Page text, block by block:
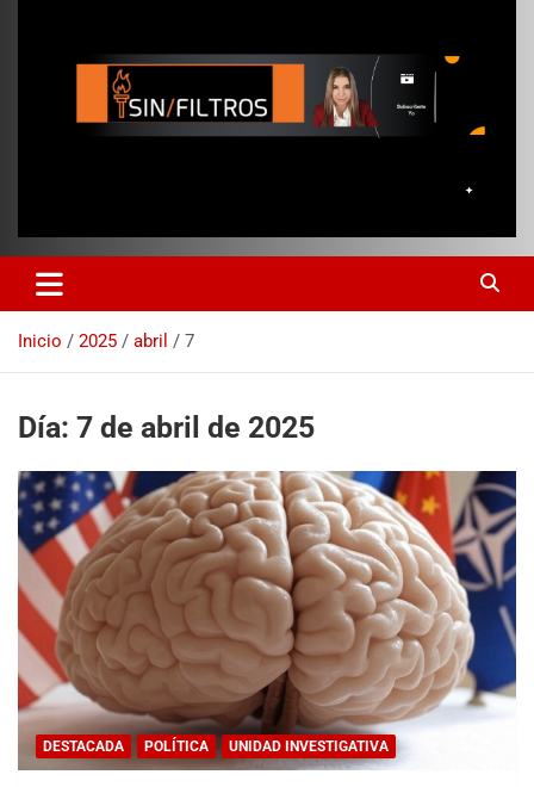
Inicio 2025 abril 7
Día: 7 de abril de 2025
DESTACADA POLÍTICA UNIDAD INVESTIGATIVA